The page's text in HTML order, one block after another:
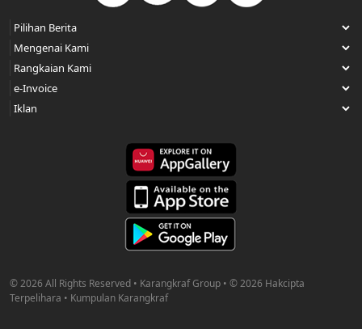
© 2026 All Rights Reserved • Karangkraf Group • © 2026 Hakcipta
Terpelihara • Kumpulan Karangkraf